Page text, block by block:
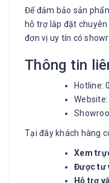
Để đảm bảo sản
hỗ trợ lắp đặt
đơn vị uy tín có
Thông tin
Hotline:
Tại đây khách hàng
Xem
Được tư
Hỗ trợ